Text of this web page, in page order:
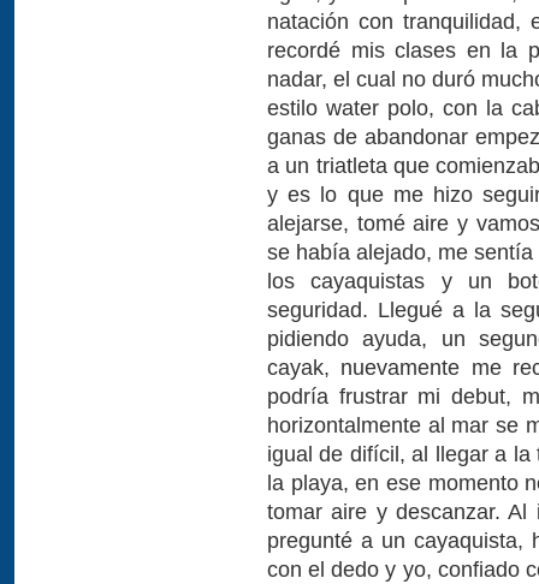
natación con
recordé mis clases en la
nadar, el cual no duró
estilo water polo, con la
ganas de abandonar
a un triatleta que
y es lo que me hizo
alejarse, tomé aire y
se había alejado, me
los cayaquistas y un
seguridad. Llegué a la
pidiendo ayuda, un
cayak, nuevamente me
podría frustrar mi debut,
horizontalmente al mar se
igual de difícil, al llegar a
la playa, en ese momento
tomar aire y descanzar.
pregunté a un cayaquista,
con el dedo y yo, confiado